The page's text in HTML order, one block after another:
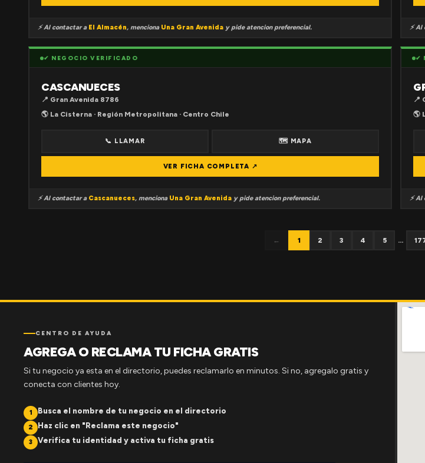
⚡ Al contactar a El Almacén, menciona Una Gran Avenida y pide atencion preferencial. ⚡
✔ NEGOCIO VERIFICADO
CASCANUECES
📍 Gran Avenida 8786
🌎 La Cisterna · Región Metropolitana · Centro Chile
📞 LLAMAR 🗺 MAPA
VER FICHA COMPLETA ↗
⚡ Al contactar a Cascanueces, menciona Una Gran Avenida y pide atencion preferencial.
✔
📍
🌎
⚡
← 1 2 3 4 5 ...
CENTRO DE AYUDA
AGREGA O RECLAMA TU FICHA GRATIS
Si tu negocio ya esta en el directorio, puedes reclamarlo en minutos. Si no, agregalo gratis y
conecta con clientes hoy.
1 Busca el nombre de tu negocio en el directorio
2 Haz clic en "Reclama este negocio"
3 Verifica tu identidad y activa tu ficha gratis